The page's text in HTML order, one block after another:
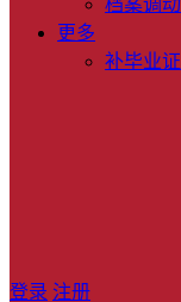
档案调动
更多
补毕业证
登录 注册